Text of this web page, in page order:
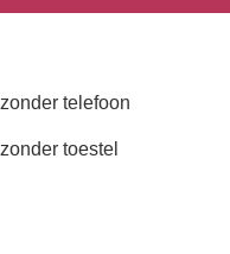
telefoon
toestel